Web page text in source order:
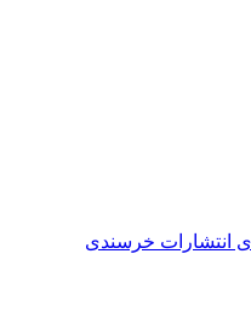
انتشارات خرسندی